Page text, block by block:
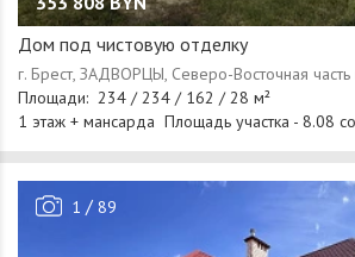
Дом под чистовую отделку
1 / 89